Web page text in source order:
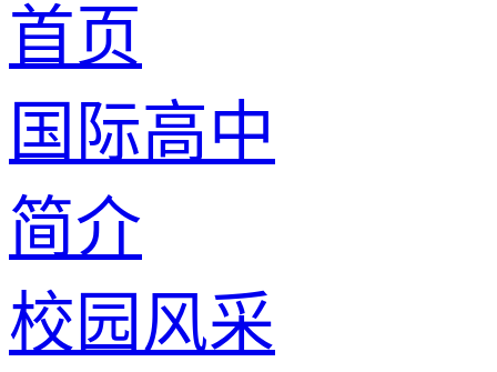
首页
国际高中
简介
校园风采